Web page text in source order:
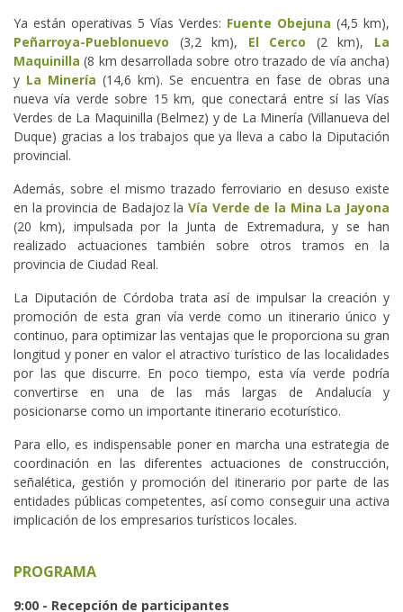
Ya están operativas 5 Vías Verdes: Fuente Obejuna (4,5 km),
Peñarroya-Pueblonuevo (3,2 km), El Cerco (2 km), La
Maquinilla (8 km desarrollada sobre otro trazado de vía ancha)
y La Minería (14,6 km). Se encuentra en fase de obras una
nueva vía verde sobre 15 km, que conectará entre sí las Vías
Verdes de La Maquinilla (Belmez) y de La Minería (Villanueva del
Duque) gracias a los trabajos que ya lleva a cabo la Diputación
provincial.
Además, sobre el mismo trazado ferroviario en desuso existe
en la provincia de Badajoz la Vía Verde de la Mina La Jayona
(20 km), impulsada por la Junta de Extremadura, y se han
realizado actuaciones también sobre otros tramos en la
provincia de Ciudad Real.
La Diputación de Córdoba trata así de impulsar la creación y
promoción de esta gran vía verde como un itinerario único y
continuo, para optimizar las ventajas que le proporciona su gran
longitud y poner en valor el atractivo turístico de las localidades
por las que discurre. En poco tiempo, esta vía verde podría
convertirse en una de las más largas de Andalucía y
posicionarse como un importante itinerario ecoturístico.
Para ello, es indispensable poner en marcha una estrategia de
coordinación en las diferentes actuaciones de construcción,
señalética, gestión y promoción del itinerario por parte de las
entidades públicas competentes, así como conseguir una activa
implicación de los empresarios turísticos locales.
PROGRAMA
9:00 - Recepción de participantes